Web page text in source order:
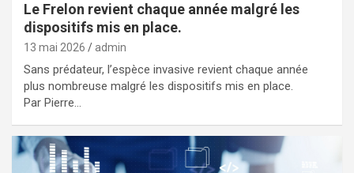
Le Frelon revient chaque année malgré les
dispositifs mis en place.
13 mai 2026 admin
Sans prédateur, l’espèce invasive revient chaque année
plus nombreuse malgré les dispositifs mis en place.
Par Pierre…